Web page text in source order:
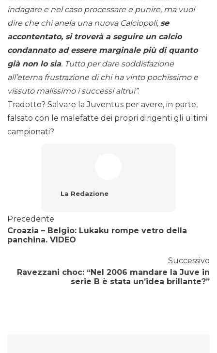
indagare e nel caso processare e punire, ma vuol
dire che chi anela una nuova Calciopoli, se
accontentato, si troverà a seguire un calcio
condannato ad essere marginale più di quanto
già non lo sia. Tutto per dare soddisfazione
all’eterna frustrazione di chi ha vinto pochissimo e
vissuto malissimo i successi altrui”.
Tradotto? Salvare la Juventus per avere, in parte,
falsato con le malefatte dei propri dirigenti gli ultimi
campionati?
La Redazione
Precedente
Croazia – Belgio: Lukaku rompe vetro della
panchina. VIDEO
Successivo
Ravezzani choc: “Nel 2006 mandare la Juve in
serie B è stata un’idea brillante?”